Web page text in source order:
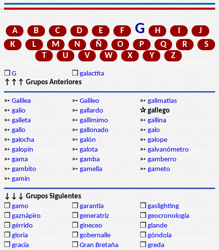
A B C D E F G H I
J
K
L M N Ñ O P Q R
S
T
U V W X Y Z
❒ G ❒ galactita
↑↑↑ Grupos Anteriores
➳ Galilea ➳ Galileo ➳ galimatías
➳ galio ➳ gallardo
✰ gallego
➳ galleta ➳ gallimimo ➳ gallina
➳ gallo ➳ gallonado ➳ galo
➳ galocha ➳ galón ➳ galope
➳ galopín ➳ galota ➳ galvanómetro
➳ gama ➳ gamba ➳ gamberro
➳ gambito ➳ gamella ➳ gameto
➳ gamín
↓↓↓ Grupos Siguientes
❒ gamo ❒ garantía ❒ gaslighting
❒ gaznápiro ❒ generatriz ❒ geocronología
❒ gérrido ❒ gineceo ❒ glande
❒ gloria ❒ gobernalle ❒ góndola
❒ gracia ❒ Gran Bretaña ❒ greda